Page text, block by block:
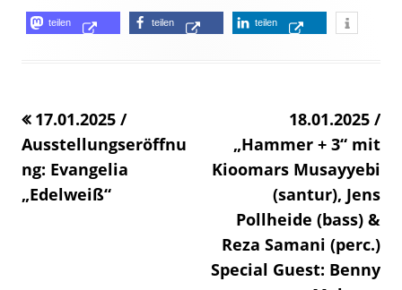
teilen
Opens
window
teilen
Opens
teilen
Opens
windownew
17.01.2025 /
Ausstellungseröffnu
ng: Evangelia
„Edelweiß“
18.01.2025 /
„Hammer + 3“ mit
Kioomars Musayyebi
(santur), Jens
Pollheide (bass) &
Reza Samani (perc.)
Special Guest: Benny